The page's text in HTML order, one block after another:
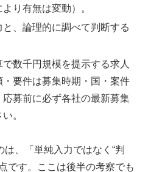
り有無は変動）。
と、論理的に調べて判断する
で数千円規模を提示する求人
・要件は募集時期・国・案件
募前に必ず各社の最新募集
。
、「単純入力ではなく“判
です。ここは後半の考察でも